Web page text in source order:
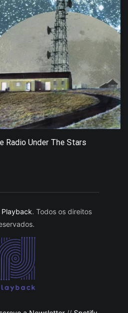
Radio Under The Stars
Playback. Todos os direitos